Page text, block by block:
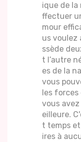
ique de la
ffectuer
mour
us voulez
ssède
t l’autre
es de la
vous
les
vous
eilleure.
t temps
ires à